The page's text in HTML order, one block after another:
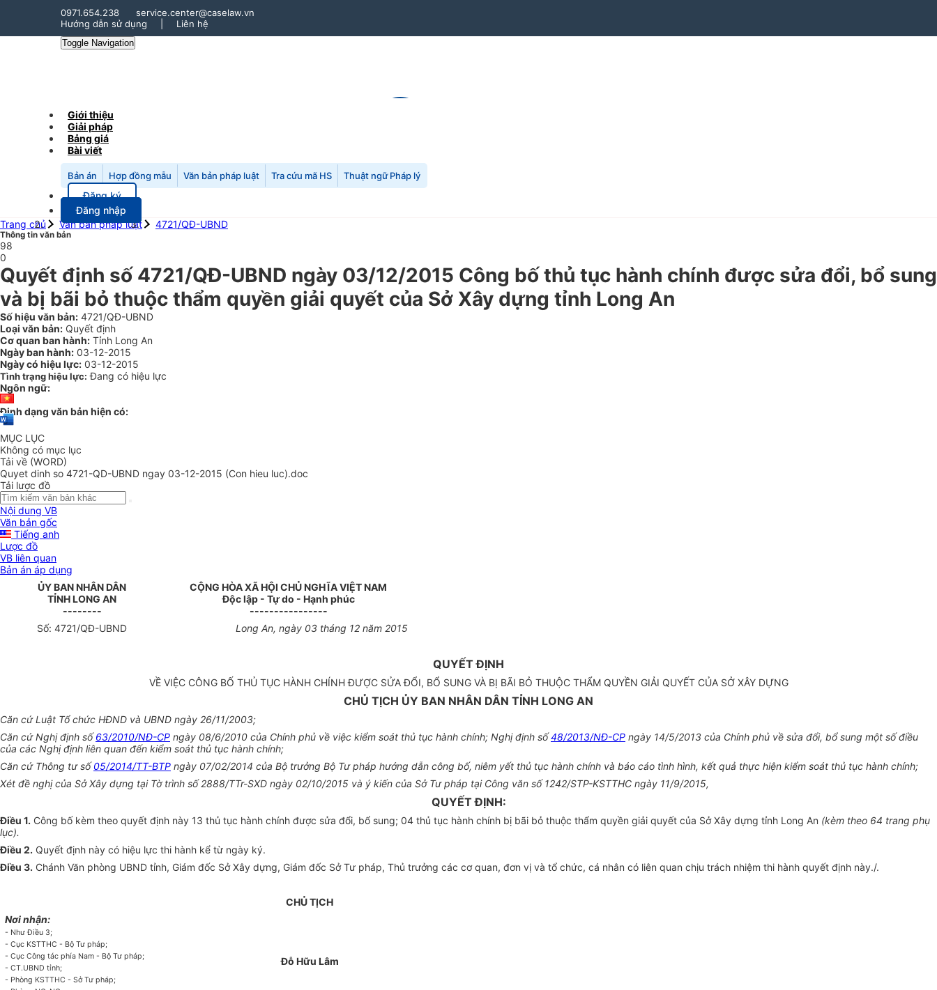
0971.654.238
service.center@caselaw.vn
Hướng dẫn sử dụng
Liên hệ
Toggle Navigation
Giới thiệu
Giải pháp
Bảng giá
Bài viết
Bản án Hợp đồng mẫu Văn bản pháp luật Tra cứu mã HS Thuật ngữ Pháp lý
Đăng ký
Đăng nhập
Trang chủ
Văn bản pháp luật 4721/QĐ-UBND
Thông tin văn bản
98
0
Quyết định số 4721/QĐ-UBND ngày 03/12/2015 Công bố thủ tục hành chính được sửa đổi, bổ sung
và bị bãi bỏ thuộc thẩm quyền giải quyết của Sở Xây dựng tỉnh Long An
Số hiệu văn bản: 4721/QĐ-UBND
Loại văn bản: Quyết định
Cơ quan ban hành: Tỉnh Long An
Ngày ban hành: 03-12-2015
Ngày có hiệu lực: 03-12-2015
Tình trạng hiệu lực: Đang có hiệu lực
Ngôn ngữ:
Định dạng văn bản hiện có:
MỤC LỤC
Không có mục lục
Tải về (WORD)
Quyet dinh so 4721-QD-UBND ngay 03-12-2015 (Con hieu luc).doc
Tải lược đồ
Nội dung VB
Văn bản gốc
Tiếng anh
Lược đồ
VB liên quan
Bản án áp dụng
ỦYBAN NHÂN DÂN
TỈNH LONG AN
--------
CỘNG HÒA XÃ HỘI CHỦ NGHĨA VIỆT NAM
Độc lập - Tự do - Hạnh phúc
----------------
Số: 4721/QĐ-UBND L ong An, ngày 03 tháng 12 năm 2015
QUYẾT ĐỊNH
VỀ VIỆC CÔNG BỐ THỦ TỤC HÀNH CHÍNH ĐƯỢC SỬA ĐỔI, BỔ SUNG VÀ BỊ BÃI BỎ THUỘC THẨM QUYỀN GIẢI QUYẾT CỦA SỞ XÂY DỰNG
CHỦ TỊCH ỦY BAN NHÂN DÂN TỈNH LONG AN
Căn cứ Luật Tổ chức HĐND và UBND ngày 26/11/2003;
Căn cứ Nghị định số63/2010/NĐ-CP ngày 08/6/2010 của Chính phủ về việc kiểm soát thủ tục hành chính; Nghị định số48/2013/NĐ-CP ngày 14/5/2013 của Chính phủ về sửa đổi, bổ sung một số điều
của các Nghị định liên quan đến kiểm soát thủ tục hành chính;
Căn cứ Thông tư số05/2014/TT-BTP ngày 07/02/2014 của Bộ trưởng Bộ Tư pháp hướng dẫn công bố, niêm yết thủ tục hành chính và báo cáo tình hình, kết quả thực hiện kiểm soát thủ tục hành chính;
Xét đề nghị của Sở Xây dựng tại Tờ trình số 2888/TTr-SXD ngày 02/10/2015 và ý kiến của Sở Tư pháp tại Công văn số 1242/STP-KSTTHC ngày 11/9/2015,
QUYẾT ĐỊNH:
Điều 1. Công bố kèm theo quyết định này 13 thủ tục hành chính được sửa đổi, bổ sung; 04 thủ tục hành chính bị bãi bỏ thuộc thẩm quyền giải quyết của Sở Xây dựng tỉnh Long An (kèm theo 64 trang phụ
lục).
Điều 2. Quyết định này có hiệu lực thi hành kể từ ngày ký.
Điều 3. Chánh Văn phòng UBND tỉnh, Giám đốc Sở Xây dựng, Giám đốc Sở Tư pháp, Thủ trưởng các cơ quan, đơn vị và tổ chức, cá nhân có liên quan chịu trách nhiệm thi hành quyết định này./.
Nơi nhận:
- Như Điều 3;
- Cục KSTTHC - Bộ Tư pháp;
- Cục Công tác phía Nam - Bộ Tư pháp;
- CT.UBND tỉnh;
- Phòng KSTTHC - SởTư pháp;
CHỦ TỊCH
Đỗ Hữu Lâm